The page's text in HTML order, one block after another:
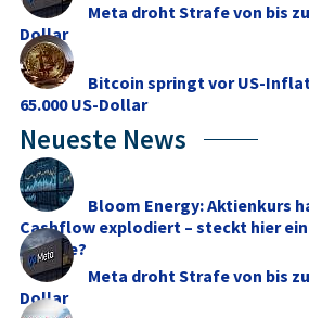
Meta droht Strafe von bis
Dollar
Bitcoin springt vor US-
65.000 US-Dollar
Neueste News
Bloom Energy: Aktienkurs
Cashflow explodiert – steckt hier
Chance?
Meta droht Strafe von bis
Dollar